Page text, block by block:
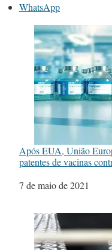
WhatsApp
Após EUA, União
patentes de vacinas
Data
7 de maio de 2021